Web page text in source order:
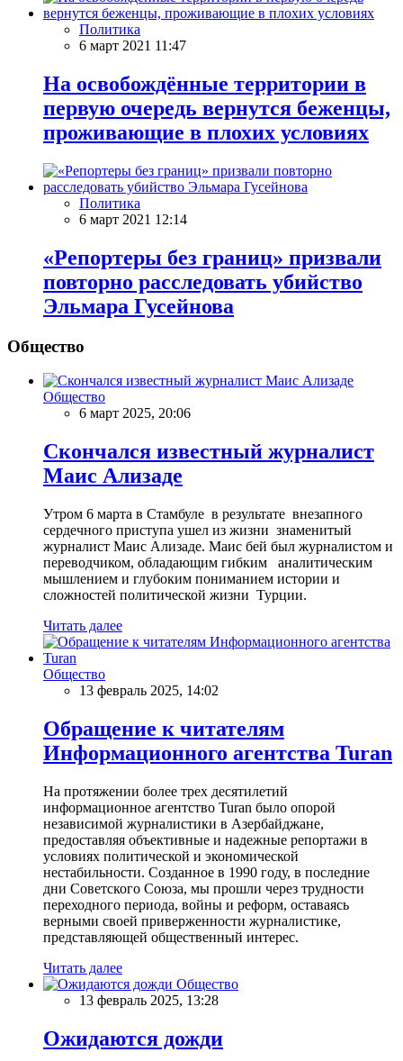
Политика
6 март 2021 11:47
На освобождённые территории в
первую очередь вернутся беженцы,
проживающие в плохих условиях
Политика
6 март 2021 12:14
«Репортеры без границ» призвали
повторно расследовать убийство
Эльмара Гусейнова
Общество
Общество
6 март 2025, 20:06
Скончался известный журналист
Маис Ализаде
Утром 6 марта в Стамбуле в результате внезапного
сердечного приступа ушел из жизни знаменитый
журналист Маис Ализаде. Маис бей был журналистом и
переводчиком, обладающим гибким аналитическим
мышлением и глубоким пониманием истории и
сложностей политической жизни Турции.
Читать далее
Общество
13 февраль 2025, 14:02
Обращение к читателям
Информационного агентства Turan
На протяжении более трех десятилетий
информационное агентство Turan было опорой
независимой журналистики в Азербайджане,
предоставляя объективные и надежные репортажи в
условиях политической и экономической
нестабильности. Созданное в 1990 году, в последние
дни Советского Союза, мы прошли через трудности
переходного периода, войны и реформ, оставаясь
верными своей приверженности журналистике,
представляющей общественный интерес.
Читать далее
Общество
13 февраль 2025, 13:28
Ожидаются дожди